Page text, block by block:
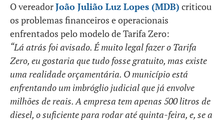
O vereadorJoão Julião Luz Lopes (MDB) criticou
os problemas financeiros e operacionais
enfrentados pelo modelo de Tarifa Zero:
“Lá atrás foi avisado. É muito legal fazer o Tarifa
Zero, eu gostaria que tudo fosse gratuito, mas existe
uma realidade orçamentária. O município está
enfrentando um imbróglio judicial que já envolve
milhões de reais. A empresa tem apenas 500 litros de
diesel, o suficiente para rodar até quinta-feira, e, se a